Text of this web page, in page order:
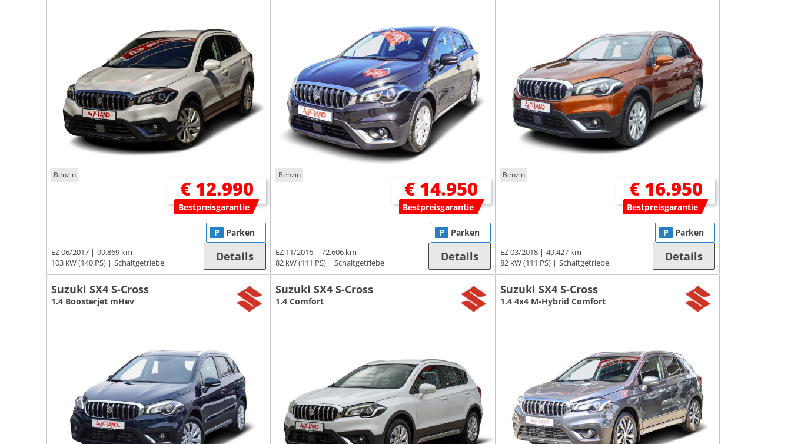
Benzin
€ 12.990
Bestpreisgarantie
EZ 06/2017
99.869 km
103 kW (140 PS)
Schaltgetriebe
P Parken
Details
Benzin
€ 14.950
Bestpreisgarantie
EZ 11/2016
72.606 km
82 kW (111 PS)
Schaltgetriebe
P Parken
Details
Benzin
€ 16.950
Bestpreisgarantie
EZ 03/2018
49.427 km
82 kW (111 PS)
Schaltgetriebe
P Parken
Details
Suzuki SX4 S-Cross
1.4 Boosterjet mHev
Suzuki SX4 S-Cross
1.4 Comfort
Suzuki SX4 S-Cross
1.4 4x4 M-Hybrid Comfort